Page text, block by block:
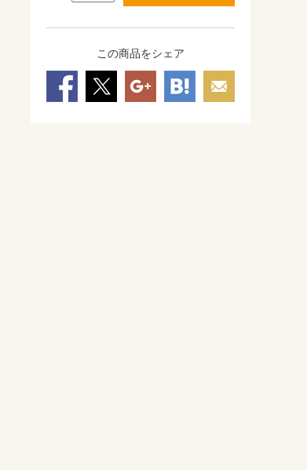
この商品をシェア